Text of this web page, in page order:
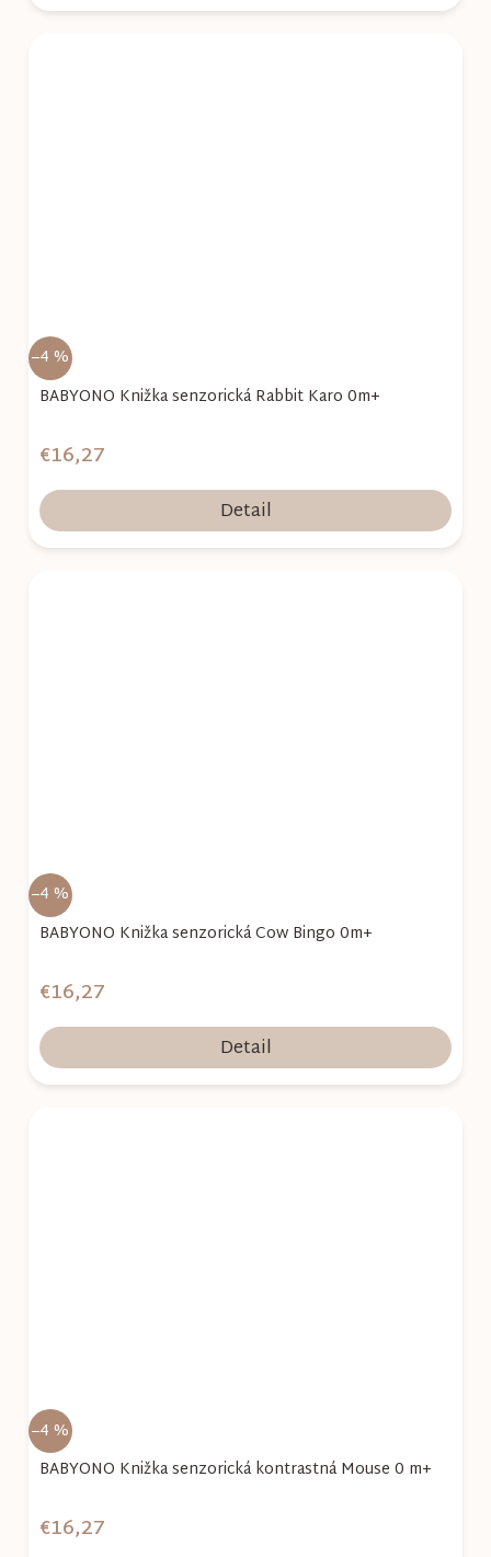
–4 %
BABYONO Knižka senzorická Rabbit Karo 0m+
€16,27
Detail
–4 %
BABYONO Knižka senzorická Cow Bingo 0m+
€16,27
Detail
–4 %
BABYONO Knižka senzorická kontrastná Mouse 0 m+
€16,27